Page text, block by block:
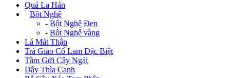
Quả La Hán
Bột Nghệ
- Bột Nghệ Đen
- Bột Nghệ vàng
Lá Mát Thận
Trà Giảo Cổ Lam Đặc Biệt
Tầm Gửi Cây Ngái
Dây Thìa Canh